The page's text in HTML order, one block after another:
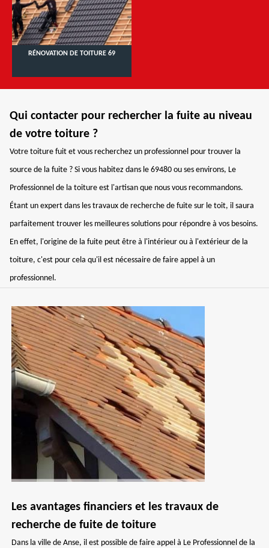
RÉNOVATION DE TOITURE 69
Qui contacter pour rechercher la fuite au niveau
de votre toiture ?
Votre toiture fuit et vous recherchez un professionnel pour trouver la
source de la fuite ? Si vous habitez dans le 69480 ou ses environs, Le
Professionnel de la toiture est l'artisan que nous vous recommandons.
Étant un expert dans les travaux de recherche de fuite sur le toit, il saura
parfaitement trouver les meilleures solutions pour répondre à vos besoins.
En effet, l'origine de la fuite peut être à l'intérieur ou à l'extérieur de la
toiture, c'est pour cela qu'il est nécessaire de faire appel à un
professionnel.
Les avantages financiers et les travaux de
recherche de fuite de toiture
Dans la ville de Anse, il est possible de faire appel à Le Professionnel de la